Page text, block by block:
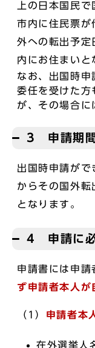
上の日本国民
市内に住民票が
外への転出予定
内にお住まいと
なお、出国時申
委任を受けた方
が、その場合に
3 申請期間
出国時申請がで
からその国外転
となります。
4 申請に必
申請書には申
ず申請者本人が
（1） 申請者本
在外選挙人